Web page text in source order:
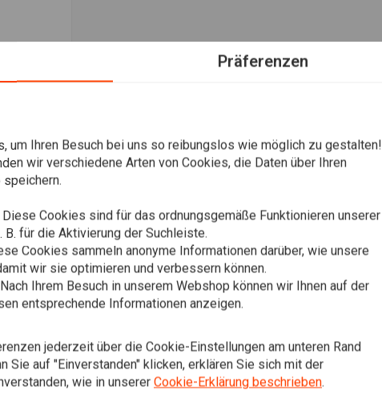
Präferenzen
um Ihren Besuch bei uns so reibungslos wie möglich zu gestalten!
wir verschiedene Arten von Cookies, die Daten über Ihren
Diese Cookies sind für das ordnungsgemäße Funktionieren unserer
für die Aktivierung der Suchleiste.
Cookies sammeln anonyme Informationen darüber, wie unsere
wir sie optimieren und verbessern können.
Nach Ihrem Besuch in unserem Webshop können wir Ihnen auf der
entsprechende Informationen anzeigen.
jederzeit über die Cookie-Einstellungen am unteren Rand
Sie auf "Einverstanden" klicken, erklären Sie sich mit der
wie in unserer Cookie-Erklärung beschrieben.